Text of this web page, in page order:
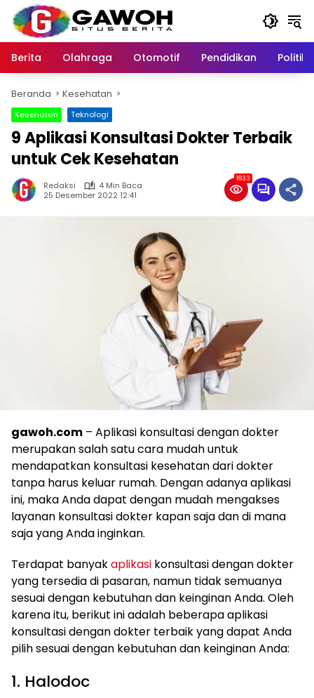
Langsung
konten
Berita
Olahraga Otomotif Pendidikan Politik
Beranda Kesehatan
Kesehatan Teknologi
9 Aplikasi Konsultasi Dokter Terbaik
untuk Cek Kesehatan
Redaksi
4 Min Baca
25 Desember 2022 12:41
1833
gawoh.com – Aplikasi konsultasi dengan dokter
merupakan salah satu cara mudah untuk
mendapatkan konsultasi kesehatan dari dokter
tanpa harus keluar rumah. Dengan adanya aplikasi
ini, maka Anda dapat dengan mudah mengakses
layanan konsultasi dokter kapan saja dan di mana
saja yang Anda inginkan.
Terdapat banyakaplikasi konsultasi dengan dokter
yang tersedia di pasaran, namun tidak semuanya
sesuai dengan kebutuhan dan keinginan Anda. Oleh
karena itu, berikut ini adalah beberapa aplikasi
konsultasi dengan dokter terbaik yang dapat Anda
pilih sesuai dengan kebutuhan dan keinginan Anda:
1. Halodoc